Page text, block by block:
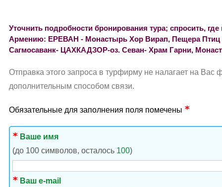
Уточнить подробности бронирования тура; спросить,
Армению: ЕРЕВАН - Монастырь Хор Вирап, Пещера Птиц
Сагмосаванк- ЦАХКАДЗОР-оз. Севан- Храм Гарни,
Отправка этого запроса в турфирму не налагает на Вас
дополнительным способом связи.
Обязательные для заполнения поля помечены
Ваше имя
(до 100 символов, осталось 100)
Ваш e-mail